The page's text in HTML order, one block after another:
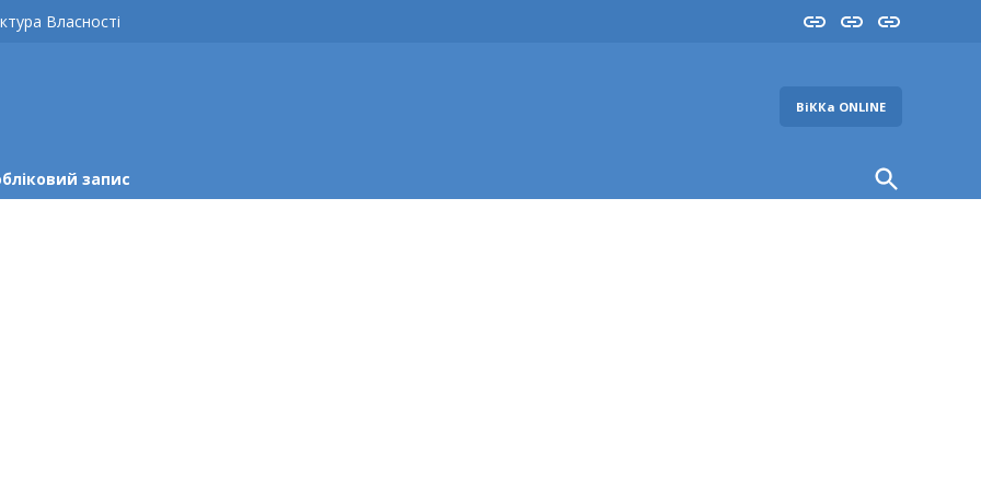
Власності InstaYouTube
FB
ВіККа ONLINE
запис
Open
Search